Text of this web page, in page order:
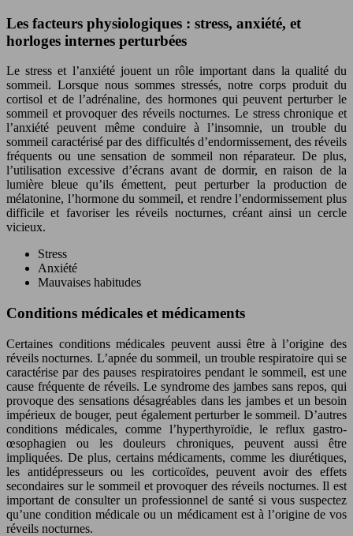
Les facteurs physiologiques : stress, anxiété, et
horloges internes perturbées
Le stress et l’anxiété jouent un rôle important dans la qualité du
sommeil. Lorsque nous sommes stressés, notre corps produit du
cortisol et de l’adrénaline, des hormones qui peuvent perturber le
sommeil et provoquer des réveils nocturnes. Le stress chronique et
l’anxiété peuvent même conduire à l’insomnie, un trouble du
sommeil caractérisé par des difficultés d’endormissement, des réveils
fréquents ou une sensation de sommeil non réparateur. De plus,
l’utilisation excessive d’écrans avant de dormir, en raison de la
lumière bleue qu’ils émettent, peut perturber la production de
mélatonine, l’hormone du sommeil, et rendre l’endormissement plus
difficile et favoriser les réveils nocturnes, créant ainsi un cercle
vicieux.
Stress
Anxiété
Mauvaises habitudes
Conditions médicales et médicaments
Certaines conditions médicales peuvent aussi être à l’origine des
réveils nocturnes. L’apnée du sommeil, un trouble respiratoire qui se
caractérise par des pauses respiratoires pendant le sommeil, est une
cause fréquente de réveils. Le syndrome des jambes sans repos, qui
provoque des sensations désagréables dans les jambes et un besoin
impérieux de bouger, peut également perturber le sommeil. D’autres
conditions médicales, comme l’hyperthyroïdie, le reflux gastro-
œsophagien ou les douleurs chroniques, peuvent aussi être
impliquées. De plus, certains médicaments, comme les diurétiques,
les antidépresseurs ou les corticoïdes, peuvent avoir des effets
secondaires sur le sommeil et provoquer des réveils nocturnes. Il est
important de consulter un professionnel de santé si vous suspectez
qu’une condition médicale ou un médicament est à l’origine de vos
réveils nocturnes.